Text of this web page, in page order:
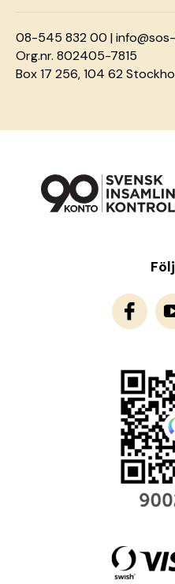
08-545 832 00 |
Org.nr. 802405-7815
Box 17 256, 104 62